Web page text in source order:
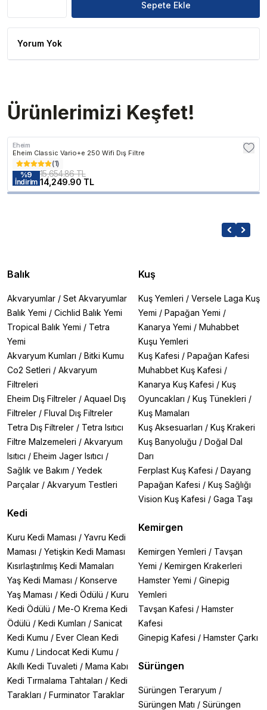
Sepete Ekle
Yorum Yok
Ürünlerimizi Keşfet!
Eheim
Eheim Classic Vario+e 250 Wifi Dış Filtre
(1)
%9
İndirim
15,654.86 TL
14,249.90 TL
Balık
Akvaryumlar / Set Akvaryumlar
Balık Yemi / Cichlid Balık Yemi
Tropical Balık Yemi / Tetra
Yemi
Akvaryum Kumları / Bitki Kumu
Co2 Setleri / Akvaryum
Filtreleri
Eheim Dış Filtreler / Aquael Dış
Filtreler / Fluval Dış Filtreler
Tetra Dış Filtreler / Tetra Isıtıcı
Filtre Malzemeleri / Akvaryum
Isıtıcı / Eheim Jager Isıtıcı /
Sağlık ve Bakım / Yedek
Parçalar / Akvaryum Testleri
Kedi
Kuru Kedi Maması / Yavru Kedi
Maması / Yetişkin Kedi Maması
Kısırlaştırılmış Kedi Mamaları
Yaş Kedi Maması / Konserve
Yaş Maması / Kedi Ödülü / Kuru
Kedi Ödülü / Me-O Krema Kedi
Ödülü / Kedi Kumları / Sanicat
Kedi Kumu / Ever Clean Kedi
Kumu / Lindocat Kedi Kumu /
Akıllı Kedi Tuvaleti / Mama Kabı
Kedi Tırmalama Tahtaları / Kedi
Tarakları / Furminator Taraklar
Kuş
Kuş Yemleri / Versele Laga Kuş
Yemi / Papağan Yemi /
Kanarya Yemi / Muhabbet
Kuşu Yemleri
Kuş Kafesi / Papağan Kafesi
Muhabbet Kuş Kafesi /
Kanarya Kuş Kafesi / Kuş
Oyuncakları / Kuş Tünekleri /
Kuş Mamaları
Kuş Aksesuarları / Kuş Krakeri
Kuş Banyoluğu / Doğal Dal
Darı
Ferplast Kuş Kafesi / Dayang
Papağan Kafesi / Kuş Sağlığı
Vision Kuş Kafesi / Gaga Taşı
Kemirgen
Kemirgen Yemleri / Tavşan
Yemi / Kemirgen Krakerleri
Hamster Yemi / Ginepig
Yemleri
Tavşan Kafesi / Hamster
Kafesi
Ginepig Kafesi / Hamster Çarkı
Sürüngen
Sürüngen Teraryum /
Sürüngen Matı / Sürüngen